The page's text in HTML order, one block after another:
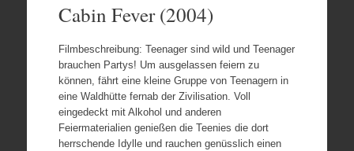
Cabin Fever (2004)
Filmbeschreibung: Teenager sind wild und Teenager
brauchen Partys! Um ausgelassen feiern zu
können, fährt eine kleine Gruppe von Teenagern in
eine Waldhütte fernab der Zivilisation. Voll
eingedeckt mit Alkohol und anderen
Feiermaterialien genießen die Teenies die dort
herrschende Idylle und rauchen genüsslich einen